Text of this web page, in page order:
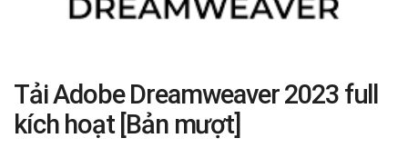
Tải Adobe Dreamweaver 2023 full
kích hoạt [Bản mượt]